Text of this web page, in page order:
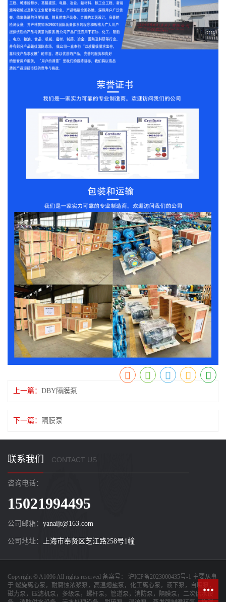
上一篇： DBY隔膜泵
下一篇： 隔膜泵
联系我们 CONTACT US
咨询电话：
15021994495
公司邮箱： yanaijt@163.com
公司地址： 上海市奉贤区芝江路258号1幢
Copyright © A1096 All rights reserved 备案号： 沪ICP备2023000435号-1 主要从事
于 螺旋离心泵，耐腐蚀浓浆泵，高温熔盐泵，化工离心泵，液下泵，自吸泵，
磁力泵，压滤机泵，多级泵，螺杆泵，管道泵，消防泵，隔膜泵，二次供水设